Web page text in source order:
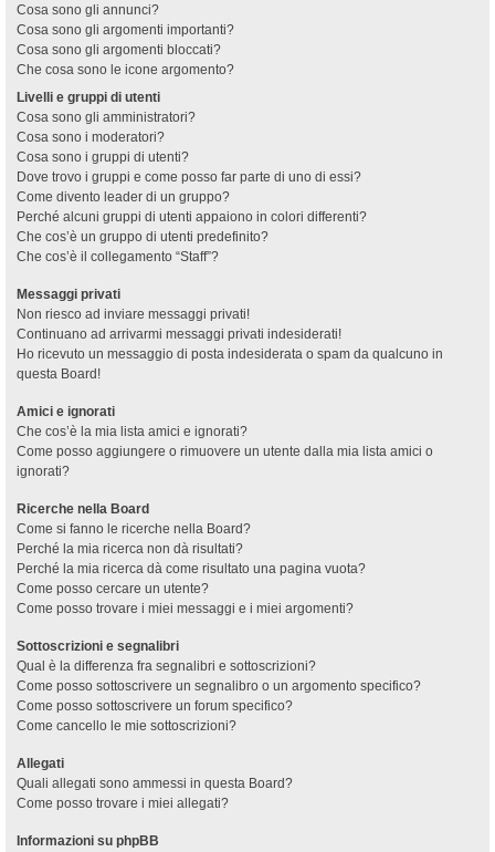
Cosa sono gli annunci?
Cosa sono gli argomenti importanti?
Cosa sono gli argomenti bloccati?
Che cosa sono le icone argomento?
Livelli e gruppi di utenti
Cosa sono gli amministratori?
Cosa sono i moderatori?
Cosa sono i gruppi di utenti?
Dove trovo i gruppi e come posso far parte di uno di essi?
Come divento leader di un gruppo?
Perché alcuni gruppi di utenti appaiono in colori differenti?
Che cos’è un gruppo di utenti predefinito?
Che cos’è il collegamento “Staff”?
Messaggi privati
Non riesco ad inviare messaggi privati!
Continuano ad arrivarmi messaggi privati indesiderati!
Ho ricevuto un messaggio di posta indesiderata o spam da qualcuno in
questa Board!
Amici e ignorati
Che cos’è la mia lista amici e ignorati?
Come posso aggiungere o rimuovere un utente dalla mia lista amici o
ignorati?
Ricerche nella Board
Come si fanno le ricerche nella Board?
Perché la mia ricerca non dà risultati?
Perché la mia ricerca dà come risultato una pagina vuota?
Come posso cercare un utente?
Come posso trovare i miei messaggi e i miei argomenti?
Sottoscrizioni e segnalibri
Qual è la differenza fra segnalibri e sottoscrizioni?
Come posso sottoscrivere un segnalibro o un argomento specifico?
Come posso sottoscrivere un forum specifico?
Come cancello le mie sottoscrizioni?
Allegati
Quali allegati sono ammessi in questa Board?
Come posso trovare i miei allegati?
Informazioni su phpBB